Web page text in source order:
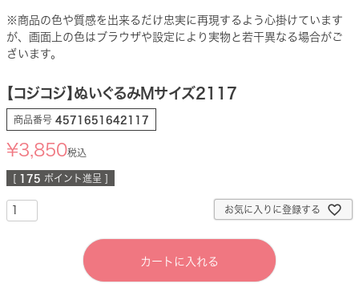
※商品の色や質感を出来るだけ忠実に再現するよう心掛けています
が、画面上の色はブラウザや設定により実物と若干異なる場合がご
ざいます。
【コジコジ】ぬいぐるみMサイズ2117
商品番号 4571651642117
¥3,850税込
175 ポイント進呈 ]
お気に入りに登録する
カートに入れる